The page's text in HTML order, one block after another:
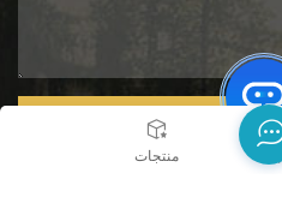
يُقدِّم
بيت منتجات